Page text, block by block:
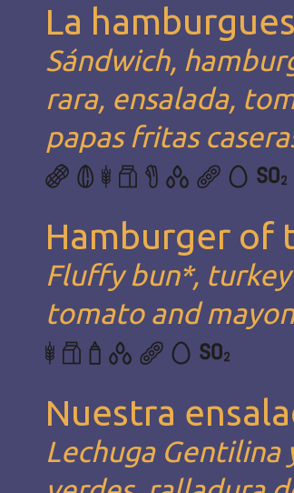
La
Sándwich,
rara, ensalada,
papas fritas
Hamburger of
Fluffy bun*,
tomato and
Nuestra
Lechuga Gentilina